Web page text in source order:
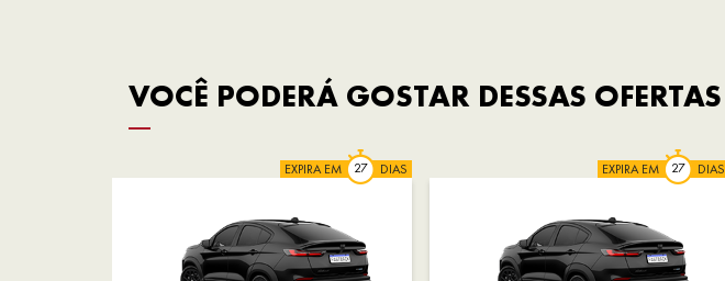
VOCÊ PODERÁ GOSTAR DESSAS OFERTAS
EXPIRA EM DIAS EXPIRA EM DIAS